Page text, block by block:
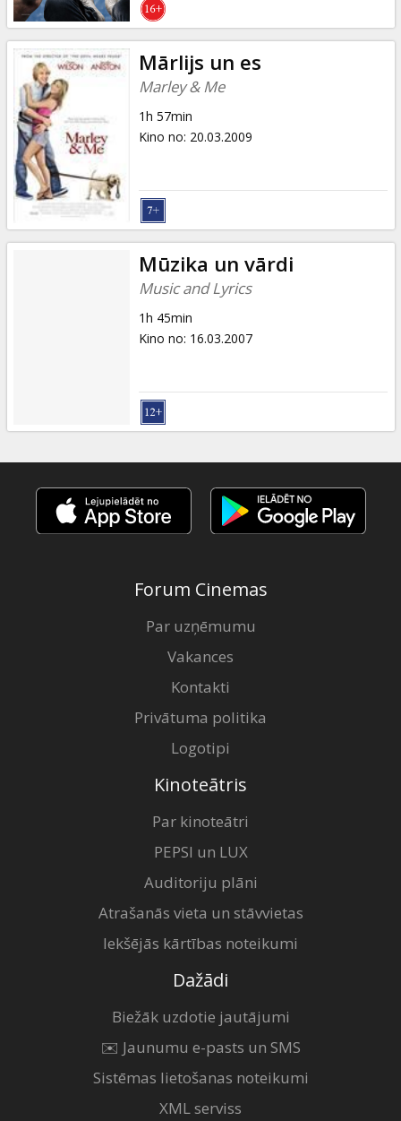
Mārlijs un es
Marley & Me
1h 57min
Kino no: 20.03.2009
Mūzika un vārdi
Music and Lyrics
1h 45min
Kino no: 16.03.2007
Forum Cinemas
Par uzņēmumu
Vakances
Kontakti
Privātuma politika
Logotipi
Kinoteātris
Par kinoteātri
PEPSI un LUX
Auditoriju plāni
Atrašanās vieta un stāvvietas
Iekšējās kārtības noteikumi
Dažādi
Biežāk uzdotie jautājumi
✉️ Jaunumu e-pasts un SMS
Sistēmas lietošanas noteikumi
XML serviss